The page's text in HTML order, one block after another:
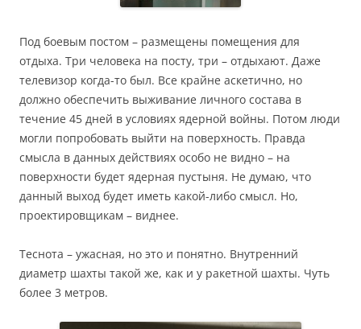
Под боевым постом – размещены помещения для
отдыха. Три человека на посту, три – отдыхают. Даже
телевизор когда-то был. Все крайне аскетично, но
должно обеспечить выживание личного состава в
течение 45 дней в условиях ядерной войны. Потом люди
могли попробовать выйти на поверхность. Правда
смысла в данных действиях особо не видно – на
поверхности будет ядерная пустыня. Не думаю, что
данный выход будет иметь какой-либо смысл. Но,
проектировщикам – виднее.
Теснота – ужасная, но это и понятно. Внутренний
диаметр шахты такой же, как и у ракетной шахты. Чуть
более 3 метров.